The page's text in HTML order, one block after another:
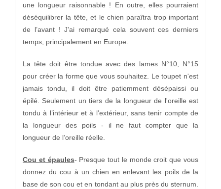
une longueur raisonnable ! En outre, elles pourraient
déséquilibrer la tête, et le chien paraîtra trop important
de l’avant ! J'ai remarqué cela souvent ces derniers
temps, principalement en Europe.
La tête doit être tondue avec des lames N°10, N°15
pour créer la forme que vous souhaitez. Le toupet n'est
jamais tondu, il doit être patiemment désépaissi ou
épilé. Seulement un tiers de la longueur de l'oreille est
tondu à l’intérieur et à l’extérieur, sans tenir compte de
la longueur des poils - il ne faut compter que la
longueur de l’oreille réelle.
Cou et épaules- Presque tout le monde croit que vous
donnez du cou à un chien en enlevant les poils de la
base de son cou et en tondant au plus près du sternum.